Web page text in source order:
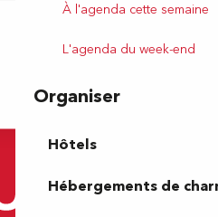
À l'agenda cette semaine
L'agenda du week-end
Organiser
Hôtels
Hébergements de